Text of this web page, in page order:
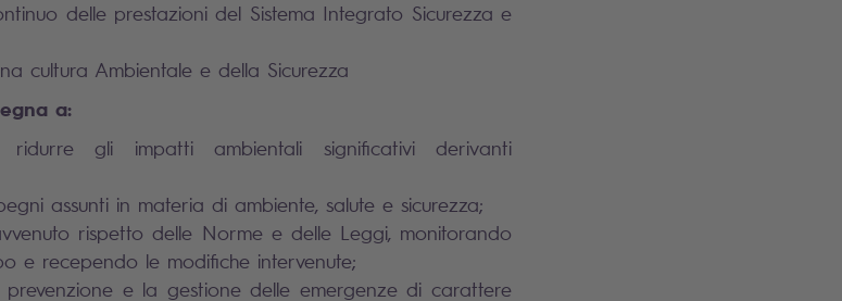
delle prestazioni del Sistema Integrato Sicurezza e
cultura Ambientale e della Sicurezza
a:
ridurre gli impatti ambientali significativi derivanti
assunti in materia di ambiente, salute e sicurezza;
rispetto delle Norme e delle Leggi, monitorando
e recependo le modifiche intervenute;
e la gestione delle emergenze di carattere